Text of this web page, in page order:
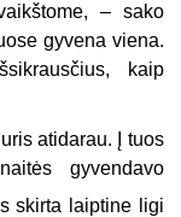
– sako
gyvena viena.
kaip
atidarau. Į tuos
gyvendavo
skirta laiptine ligi